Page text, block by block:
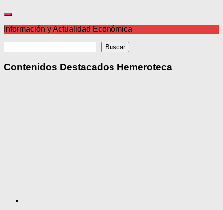
Información y Actualidad Económica
Buscar
Contenidos Destacados Hemeroteca